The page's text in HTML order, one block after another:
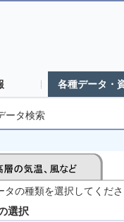
各種データ・
ータ検索
の種類を選択してくだ
選択